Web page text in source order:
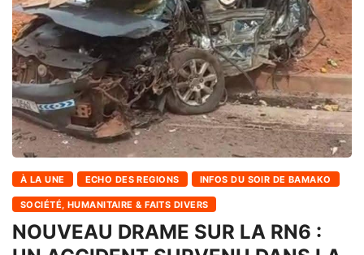
À LA UNE ECHO DES REGIONS INFOS DU SOIR DE BAMAKO
SOCIÉTÉ, HUMANITAIRE & FAITS DIVERS
NOUVEAU DRAME SUR LA RN6 :